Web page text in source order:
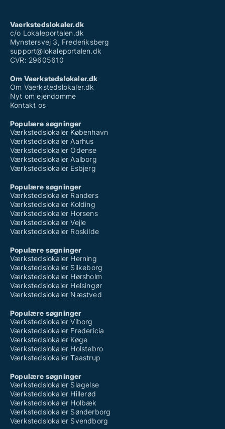
Vaerkstedslokaler.dk
c/o Lokaleportalen.dk
Mynstersvej 3, Frederiksberg
support@lokaleportalen.dk
CVR: 29605610
Om Vaerkstedslokaler.dk
Om Vaerkstedslokaler.dk
Nyt om ejendomme
Kontakt os
Populære søgninger
Værkstedslokaler København
Værkstedslokaler Aarhus
Værkstedslokaler Odense
Værkstedslokaler Aalborg
Værkstedslokaler Esbjerg
Populære søgninger
Værkstedslokaler Randers
Værkstedslokaler Kolding
Værkstedslokaler Horsens
Værkstedslokaler Vejle
Værkstedslokaler Roskilde
Populære søgninger
Værkstedslokaler Herning
Værkstedslokaler Silkeborg
Værkstedslokaler Hørsholm
Værkstedslokaler Helsingør
Værkstedslokaler Næstved
Populære søgninger
Værkstedslokaler Viborg
Værkstedslokaler Fredericia
Værkstedslokaler Køge
Værkstedslokaler Holstebro
Værkstedslokaler Taastrup
Populære søgninger
Værkstedslokaler Slagelse
Værkstedslokaler Hillerød
Værkstedslokaler Holbæk
Værkstedslokaler Sønderborg
Værkstedslokaler Svendborg